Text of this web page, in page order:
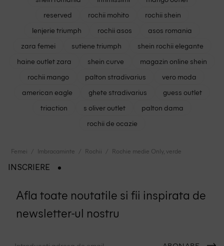
reserved
rochii mohito
rochii shein
lenjerie triumph
rochii asos
asos romania
zara femei
sutiene triumph
shein rochii elegante
haine outlet zara
shein curve
magazin online shein
rochii mango
palton stradivarius
vero moda
american eagle
ghete stradivarius
guess outlet
triaction
s oliver outlet
palton dama
rochii de ocazie
Femei Imbracaminte Rochii Rochie medie Only, verde
INSCRIERE
Afla toate noutatile si fii inspirata de
newsletter-ul nostru